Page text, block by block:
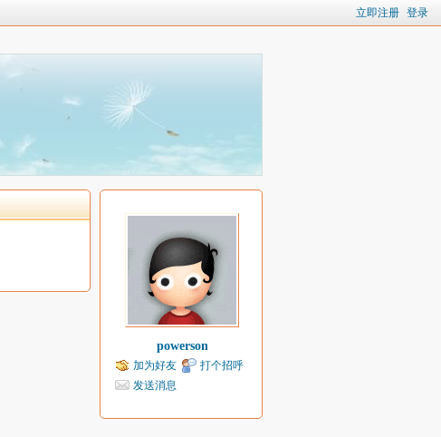
立即注册 登录
powerson
加为好友
打个招呼
发送消息